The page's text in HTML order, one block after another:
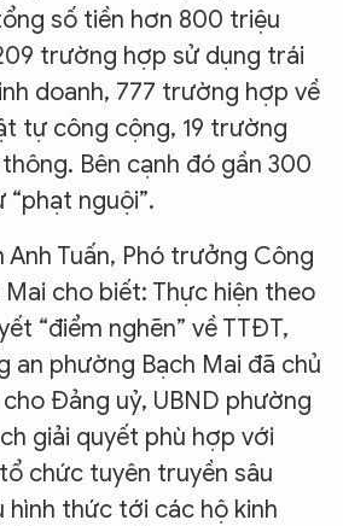
số tiền hơn 800 triệu
trường hợp sử dụng trái
doanh, 777 trường hợp về
tự công cộng, 19 trường
Bên cạnh đó gần 300
nguội”.
Anh Tuấn, Phó trưởng Công
cho biết: Thực hiện theo
“điểm nghẽn” về TTĐT,
an phường Bạch Mai đã chủ
Đảng uỷ, UBND phường
giải quyết phù hợp với
chức tuyên truyền sâu
hình thức tới các hộ kinh